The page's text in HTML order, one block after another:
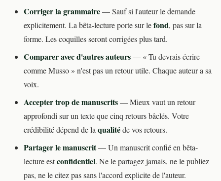
Corriger la grammaire— Sauf si l'auteur le demande
explicitement. La bêta-lecture porte sur lefond, pas sur la
forme. Les coquilles seront corrigées plus tard.
Comparer avec d'autres auteurs— « Tu devrais écrire
comme Musso » n'est pas un retour utile. Chaque auteur a sa
voix.
Accepter trop de manuscrits— Mieux vaut un retour
approfondi sur un texte que cinq retours bâclés. Votre
crédibilité dépend de laqualitéde vos retours.
Partager le manuscrit— Un manuscrit confié en bêta-
lecture estconfidentiel. Ne le partagez jamais, ne le publiez
pas, ne le citez pas sans l'accord explicite de l'auteur.